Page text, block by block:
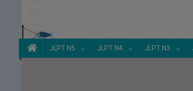
JLPT N5 JLPT N4 JLPT N3